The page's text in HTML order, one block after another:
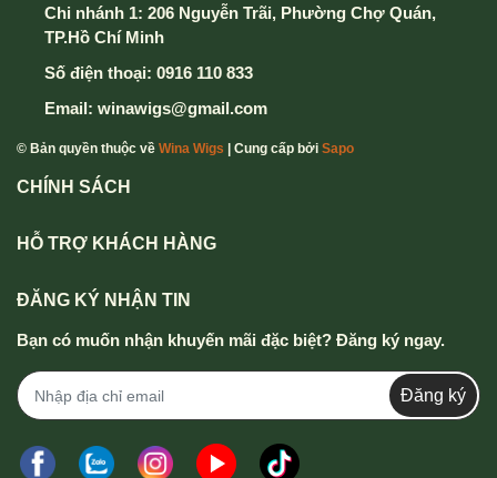
Chi nhánh 1: 206 Nguyễn Trãi, Phường Chợ Quán,
TP.Hồ Chí Minh
Số điện thoại: 0916 110 833
Email: winawigs@gmail.com
© Bản quyền thuộc về Wina Wigs | Cung cấp bởi Sapo
CHÍNH SÁCH
HỖ TRỢ KHÁCH HÀNG
ĐĂNG KÝ NHẬN TIN
Bạn có muốn nhận khuyến mãi đặc biệt? Đăng ký ngay.
Đăng ký